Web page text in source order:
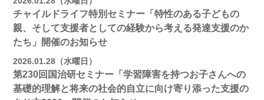
チャイルドライフ特別セミナー「特性のある子どもの
親、そして支援者としての経験から考える発達支援のか
たち」開催のお知らせ
2026.01.28（水曜日）
第230回国治研セミナー「学習障害を持つお子さんへの
基礎的理解と将来の社会的自立に向け寄り添った支援の